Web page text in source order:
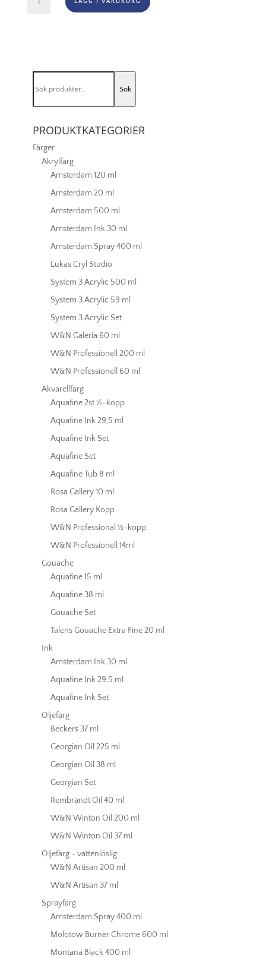
Akryl
Yellow
mängd
efter:
Sök
PRODUKTKATEGORIER
Färger
Akrylfärg
Amsterdam 120 ml
Amsterdam 20 ml
Amsterdam 500 ml
Amsterdam Ink 30 ml
Amsterdam Spray 400 ml
Lukas Cryl Studio
System 3 Acrylic 500 ml
System 3 Acrylic 59 ml
System 3 Acrylic Set
W&N Galeria 60 ml
W&N Professionell 200 ml
W&N Professionell 60 ml
Akvarellfärg
Aquafine 2st ½-kopp
Aquafine Ink 29,5 ml
Aquafine Ink Set
Aquafine Set
Aquafine Tub 8 ml
Rosa Gallery 10 ml
Rosa Gallery Kopp
W&N Professional ½-kopp
W&N Professionell 14ml
Gouache
Aquafine 15 ml
Aquafine 38 ml
Gouache Set
Talens Gouache Extra Fine 20 ml
Ink
Amsterdam Ink 30 ml
Aquafine Ink 29,5 ml
Aquafine Ink Set
Oljefärg
Beckers 37 ml
Georgian Oil 225 ml
Georgian Oil 38 ml
Georgian Set
Rembrandt Oil 40 ml
W&N Winton Oil 200 ml
W&N Winton Oil 37 ml
Oljefärg - vattenlöslig
W&N Artisan 200 ml
W&N Artisan 37 ml
Sprayfärg
Amsterdam Spray 400 ml
Molotow Burner Chrome 600 ml
Montana Black 400 ml